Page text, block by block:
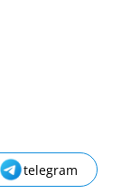
telegram